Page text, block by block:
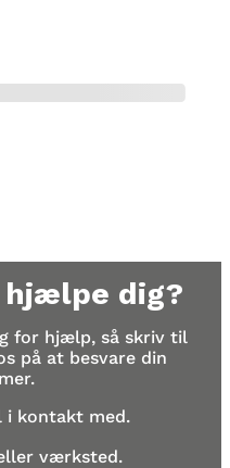
hjælpe dig?
for hjælp, så skriv til
på at besvare din
i kontakt med.
værksted.